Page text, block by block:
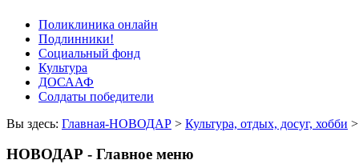
Поликлиника онлайн
Подлинники!
Социальный фонд
Культура
ДОСААФ
Солдаты победители
Вы здесь: Главная-НОВОДАР > Культура, отдых, досуг, хобби
НОВОДАР - Главное меню